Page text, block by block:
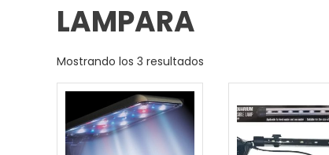
LAMPARA
Mostrando los 3 resultados